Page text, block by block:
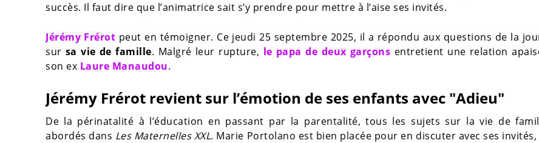
succès. Il faut dire que l’animatrice sait s’y prendre pour mettre à l’aise ses invités.
Jérémy Frérot peut en témoigner. Ce jeudi 25 septembre 2025, il a répondu aux questions de la
sur sa vie de famille. Malgré leur rupture, le papa de deux garçons entretient une relation
son ex Laure Manaudou.
Jérémy Frérot revient sur l’émotion de ses enfants avec "Adieu"
De la périnatalité à l’éducation en passant par la parentalité, tous les sujets sur la vie de
abordés dans Les Maternelles XXL. Marie Portolano est bien placée pour en discuter avec ses